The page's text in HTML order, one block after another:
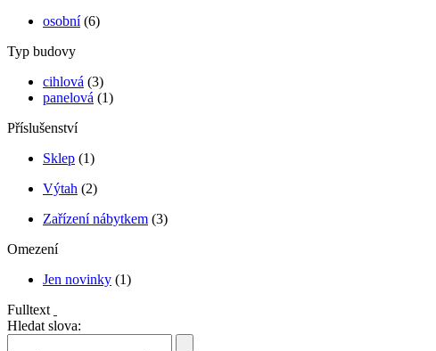
osobní(6)
Typ budovy
cihlová (3)
panelová (1)
Příslušenství
Sklep (1)
Výtah (2)
Zařízení nábytkem (3)
Omezení
Jen novinky (1)
Fulltext
Hledat slova: